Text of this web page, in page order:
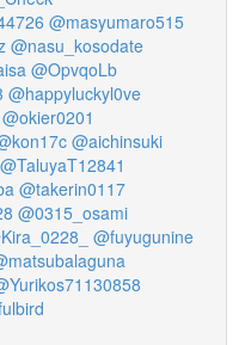
@masyumaro515
@nasu_kosodate
@OpvqoLb
@happyluckyl0ve
@okier0201
@aichinsuki
@TaluyaT12841
@takerin0117
@0315_osami
@fuyugunine